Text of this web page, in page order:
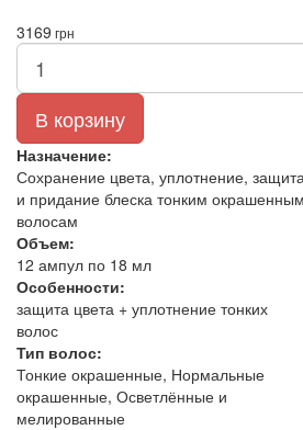
3169 грн
В корзину
Назначение:
Сохранение цвета, уплотнение,
и придание блеска тонким окрашенным
волосам
Объем:
12 ампул по 18 мл
Особенности:
защита цвета + уплотнение тонких
волос
Тип волос:
Тонкие окрашенные, Нормальные
окрашенные, Осветлённые и
мелированные